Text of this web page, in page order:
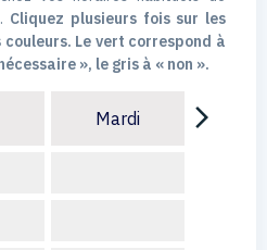
Cliquez plusieurs fois sur les
Le vert correspond à
», le gris à « non ».
Mardi arrow_forward_ios